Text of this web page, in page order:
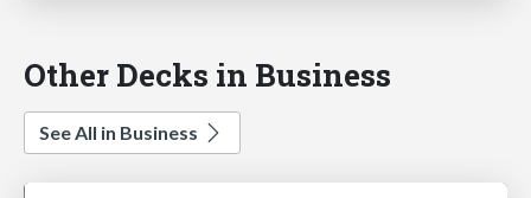
Other Decks in Business
See All in Business